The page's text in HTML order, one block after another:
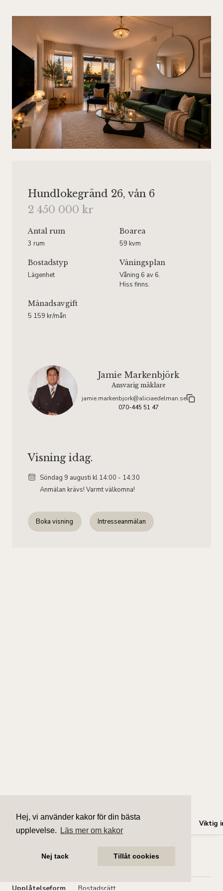
Hej, vi använder kakor för din bästa
upplevelse.
Läs mer om kakor
Nej tack Tillåt cookies
Hundlokegränd 26, vån 6
2 450 000 kr
Antal rum
3 rum
Boarea
59 kvm
Bostadstyp
Lägenhet
Våningsplan
Våning 6 av 6.
Hiss finns.
Månadsavgift
5 159 kr/mån
Jamie Markenbjörk
Ansvarig mäklare
jamie.markenbjork@aliciaedelman.se
070-445 51 47
Visning idag.
Söndag 9 augusti kl 14:00 - 14:30
Anmälan krävs! Varmt välkomna!
Boka visning Intresseanmälan
Viktig
Upplåtelseform Bostadsrätt